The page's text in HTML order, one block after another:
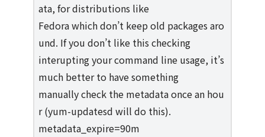
ata, for distributions like
Fedora which don’t keep old packages aro
und. If you don’t like this checking
interupting your command line usage, it’s
much better to have something
manually check the metadata once an hou
r (yum-updatesd will do this).
metadata_expire=90m